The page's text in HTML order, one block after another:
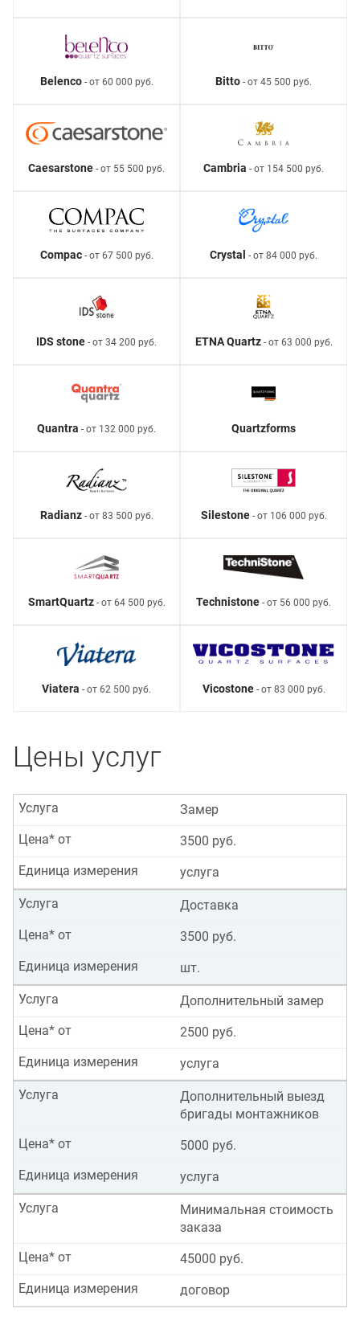
Belenco- от 60 000 руб. Bitto - от 45 500 руб.
Caesarstone - от 55 500 руб. Cambria - от 154 500 руб.
Compac- от 67 500 руб. Crystal - от 84 000 руб.
IDS stone - от 34 200 руб. ETNA Quartz- от 63 000 руб.
Quantra - от 132 000 руб. Quartzforms
Radianz- от 83 500 руб. Silestone- от 106 000 руб.
SmartQuartz- от 64 500 руб. Technistone - от 56 000 руб.
Viatera - от 62 500 руб. Vicostone- от 83 000 руб.
Цены услуг
Замер
Услуга
3500 руб.
Цена* от
услуга
Единица измерения
Доставка
Услуга
3500 руб.
Цена* от
шт.
Единица измерения
Дополнительный замер
Услуга
2500 руб.
Цена* от
услуга
Единица измерения
Дополнительный выезд
бригады монтажников
Услуга
5000 руб.
Цена* от
услуга
Единица измерения
Минимальная стоимость
заказа
Услуга
45000 руб.
Цена* от
договор
Единица измерения